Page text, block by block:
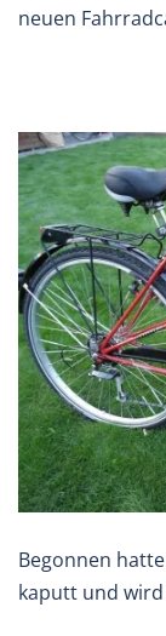
neuen
Begonnen
kaputt und